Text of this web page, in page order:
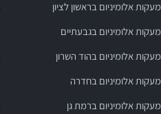
מעקות אלומיניום בראשון לציון
מעקות אלומיניום בגבעתיים
מעקות אלומיניום בהוד השרון
מעקות אלומיניום בחדרה
מעקות אלומיניום ברמת גן